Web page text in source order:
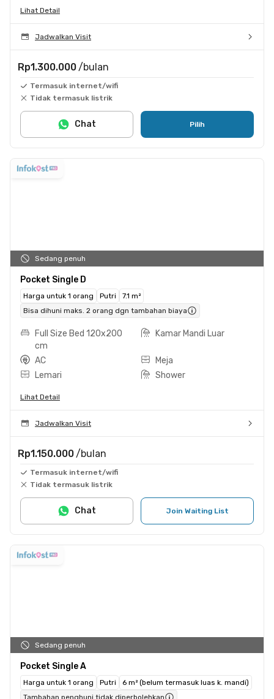
Lihat Detail
Jadwalkan Visit
Rp1.300.000 /bulan
Termasuk internet/wifi
Tidak termasuk listrik
Pilih
Chat
Sedang penuh
Pocket Single D
Harga untuk 1 orang Putri
7.1 m²
Bisa dihuni maks. 2 orang dgn tambahan biaya
Full Size Bed 120x200
cm
Kamar Mandi Luar
AC
Meja
Lemari
Shower
Lihat Detail
Jadwalkan Visit
Rp1.150.000 /bulan
Termasuk internet/wifi
Tidak termasuk listrik
Join Waiting List
Chat
Sedang penuh
Pocket Single A
Harga untuk 1 orang Putri
6 m² (belum termasuk luas k. mandi)
Tambahan penghuni tidak diperbolehkan